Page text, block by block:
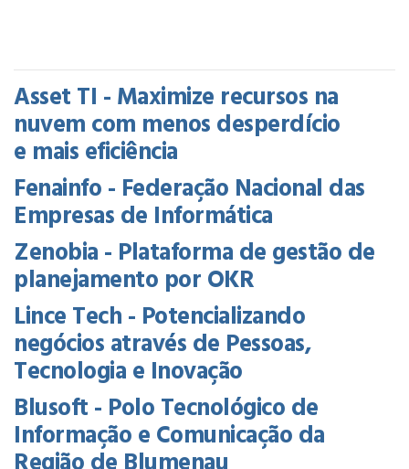
Asset TI - Maximize recursos na
nuvem com menos desperdício
e mais eficiência
Fenainfo - Federação Nacional das
Empresas de Informática
Zenobia - Plataforma de gestão de
planejamento por OKR
Lince Tech - Potencializando
negócios através de Pessoas,
Tecnologia e Inovação
Blusoft - Polo Tecnológico de
Informação e Comunicação da